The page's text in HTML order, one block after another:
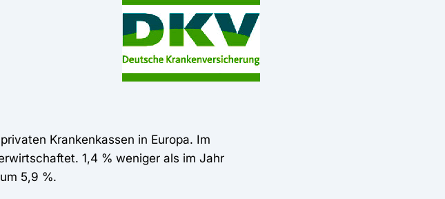
Krankenkassen in Europa. Im
1,4 % weniger als im Jahr
5,9 %.